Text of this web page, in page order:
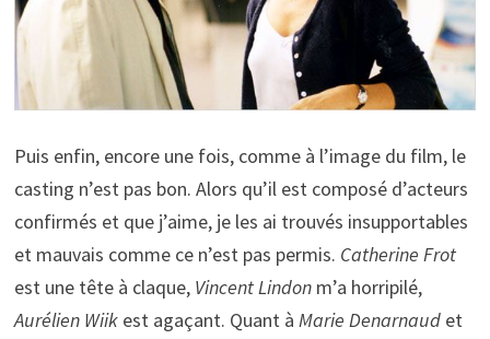
Puis enfin, encore une fois, comme à l’image du film, le
casting n’est pas bon. Alors qu’il est composé d’acteurs
confirmés et que j’aime, je les ai trouvés insupportables
et mauvais comme ce n’est pas permis. Catherine Frot
est une tête à claque, Vincent Lindonm’a horripilé,
Aurélien Wiik est agaçant. Quant à Marie Denarnaudet